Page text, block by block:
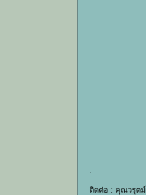
.
ติดต่อ : คุณวรุตม์